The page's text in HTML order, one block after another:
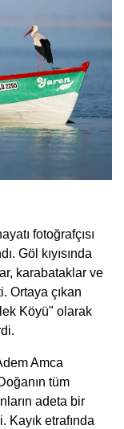
fotoğrafçısı
Göl kıyısında
karabataklar ve
Ortaya çıkan
Köyü" olarak
Amca
tüm
adeta bir
etrafında